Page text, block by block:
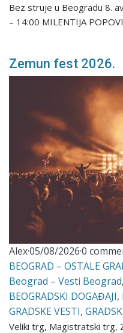
Bez struje u Beogradu 8.
– 14:00 MILENTIJA
Zemun fest 2026.
Alex·05/08/2026·0
BEOGRAD – OSTALE
Beograd – Vesti Beograd,
BEOGRADSKI DOGAĐAJI,
GRADSKE VESTI,
Veliki trg, Magistratski trg,